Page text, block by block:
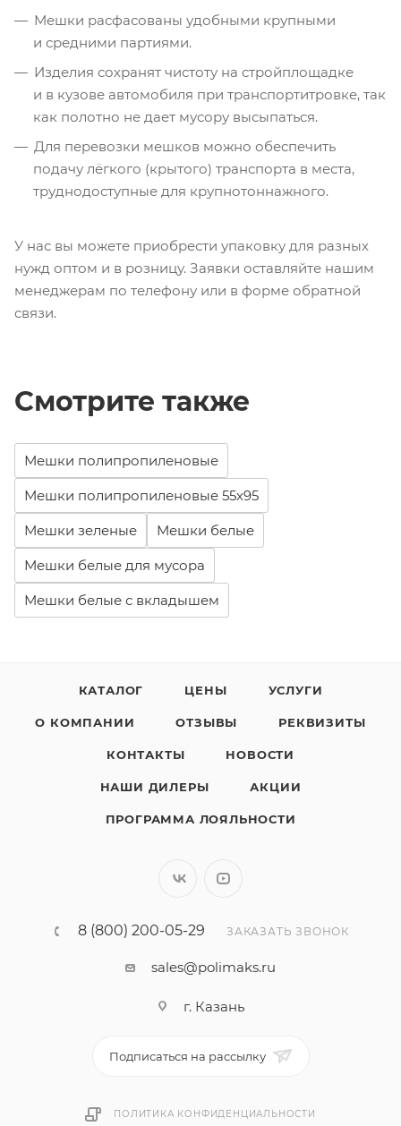
Мешки расфасованы удобными крупными
и средними партиями.
Изделия сохранят чистоту на стройплощадке
и в кузове автомобиля при транспортитровке, так
как полотно не дает мусору высыпаться.
Для перевозки мешков можно обеспечить
подачу лёгкого (крытого) транспорта в места,
труднодоступные для крупнотоннажного.
У нас вы можете приобрести упаковку для разных
нужд оптом и в розницу. Заявки оставляйте нашим
менеджерам по телефону или в форме обратной
связи.
Смотрите также
Мешки полипропиленовые
Мешки полипропиленовые 55х95
Мешки зеленые Мешки белые
Мешки белые для мусора
Мешки белые с вкладышем
КАТАЛОГ ЦЕНЫ УСЛУГИ
О КОМПАНИИ ОТЗЫВЫ РЕКВИЗИТЫ
КОНТАКТЫ НОВОСТИ
НАШИ ДИЛЕРЫ АКЦИИ
ПРОГРАММА ЛОЯЛЬНОСТИ
8 (800) 200-05-29 ЗАКАЗАТЬ ЗВОНОК
sales@polimaks.ru
г. Казань
Подписаться на рассылку
ПОЛИТИКА КОНФИДЕНЦИАЛЬНОСТИ